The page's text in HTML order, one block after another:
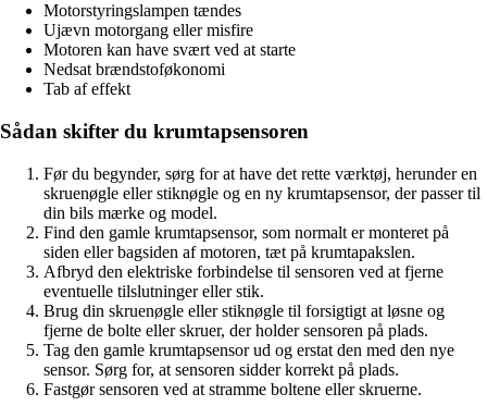
Motorstyringslampen tændes
Ujævn motorgang eller misfire
Motoren kan have svært ved at starte
Nedsat brændstoføkonomi
Tab af effekt
Sådan skifter du krumtapsensoren
Før du begynder, sørg for at have det rette værktøj, herunder en
skruenøgle eller stiknøgle og en ny krumtapsensor, der passer til
din bils mærke og model.
Find den gamle krumtapsensor, som normalt er monteret på
siden eller bagsiden af motoren, tæt på krumtapakslen.
Afbryd den elektriske forbindelse til sensoren ved at fjerne
eventuelle tilslutninger eller stik.
Brug din skruenøgle eller stiknøgle til forsigtigt at løsne og
fjerne de bolte eller skruer, der holder sensoren på plads.
Tag den gamle krumtapsensor ud og erstat den med den nye
sensor. Sørg for, at sensoren sidder korrekt på plads.
Fastgør sensoren ved at stramme boltene eller skruerne.